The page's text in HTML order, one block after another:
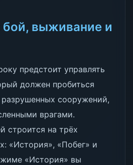
бой, выживание и
предстоит управлять
должен пробиться
сооружений,
врагами.
строится на трёх
«История», «Побег» и
«История» вы